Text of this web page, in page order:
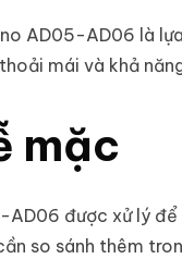
AD05-AD06 là
mái và khả
mặc
được xử lý
so sánh thêm